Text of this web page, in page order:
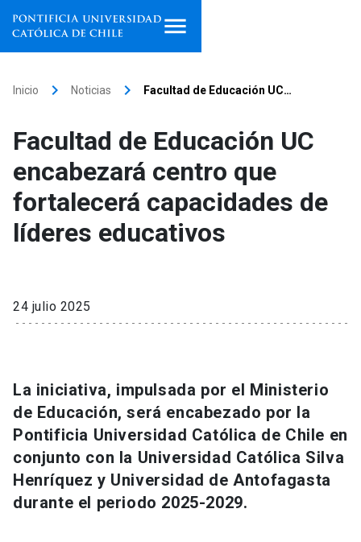
Facultades, escuelas e
institutos
Investigación
Información para keyboard_arrow_down
Futuros estudiantes
Estudiantes
Go to english site launch
ACCESOS DIRECTOS
Inicio keyboard_arrow_right Noticias keyboard_arrow_right Facultad de Educación UC…
Facultad de Educación UC
encabezará centro que
fortalecerá capacidades de
líderes educativos
24 julio 2025
La iniciativa, impulsada por el Ministerio
de Educación, será encabezado por la
Pontificia Universidad Católica de Chile en
conjunto con la Universidad Católica Silva
Henríquez y Universidad de Antofagasta
durante el periodo 2025-2029.